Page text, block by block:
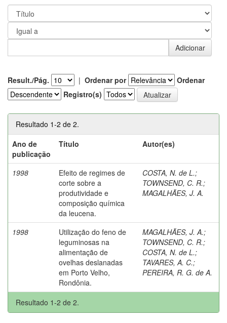
Result./Pág. | Ordenar por
Ordenar
Registro(s)
Resultado 1-2 de 2.
Ano de
publicação
Título Autor(es)
1998
Efeito de regimes de
corte sobre a
produtividade e
composição química
da leucena.
COSTA, N. de L.;
TOWNSEND, C. R.;
MAGALHÃES, J. A.
1998
Utilização do feno de
leguminosas na
alimentação de
ovelhas deslanadas
em Porto Velho,
Rondônia.
MAGALHÃES, J. A.;
TOWNSEND, C. R.;
COSTA, N. de L.;
TAVARES, A. C.;
PEREIRA, R. G. de A.
Resultado 1-2 de 2.